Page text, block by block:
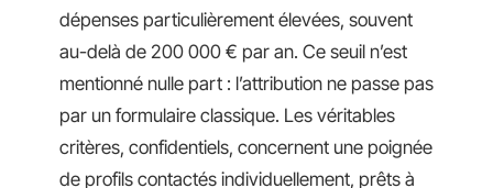
dépenses particulièrement élevées, souvent
au-delà de 200 000 € par an. Ce seuil n’est
mentionné nulle part : l’attribution ne passe pas
par un formulaire classique. Les véritables
critères, confidentiels, concernent une poignée
de profils contactés individuellement, prêts à